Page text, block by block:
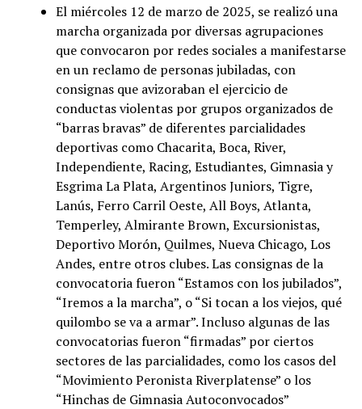
El miércoles 12 de marzo de 2025, se realizó una
marcha organizada por diversas agrupaciones
que convocaron por redes sociales a manifestarse
en un reclamo de personas jubiladas, con
consignas que avizoraban el ejercicio de
conductas violentas por grupos organizados de
“barras bravas” de diferentes parcialidades
deportivas como Chacarita, Boca, River,
Independiente, Racing, Estudiantes, Gimnasia y
Esgrima La Plata, Argentinos Juniors, Tigre,
Lanús, Ferro Carril Oeste, All Boys, Atlanta,
Temperley, Almirante Brown, Excursionistas,
Deportivo Morón, Quilmes, Nueva Chicago, Los
Andes, entre otros clubes. Las consignas de la
convocatoria fueron “Estamos con los jubilados”,
“Iremos a la marcha”, o “Si tocan a los viejos, qué
quilombo se va a armar”. Incluso algunas de las
convocatorias fueron “firmadas” por ciertos
sectores de las parcialidades, como los casos del
“Movimiento Peronista Riverplatense” o los
“Hinchas de Gimnasia Autoconvocados”